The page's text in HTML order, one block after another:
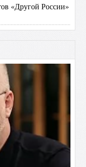
«Другой России»